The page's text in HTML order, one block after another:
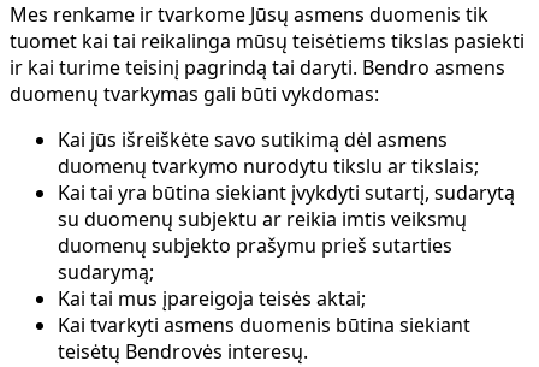
Mes renkame ir tvarkome Jūsų asmens duomenis tik
tuomet kai tai reikalinga mūsų teisėtiems tikslas pasiekti
ir kai turime teisinį pagrindą tai daryti. Bendro asmens
duomenų tvarkymas gali būti vykdomas:
Kai jūs išreiškėte savo sutikimą dėl asmens
duomenų tvarkymo nurodytu tikslu ar tikslais;
Kai tai yra būtina siekiant įvykdyti sutartį, sudarytą
su duomenų subjektu ar reikia imtis veiksmų
duomenų subjekto prašymu prieš sutarties
sudarymą;
Kai tai mus įpareigoja teisės aktai;
Kai tvarkyti asmens duomenis būtina siekiant
teisėtų Bendrovės interesų.